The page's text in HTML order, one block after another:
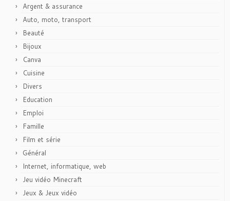
Argent & assurance
Auto, moto, transport
Beauté
Bijoux
Canva
Cuisine
Divers
Education
Emploi
Famille
Film et série
Général
Internet, informatique, web
Jeu vidéo Minecraft
Jeux & Jeux vidéo